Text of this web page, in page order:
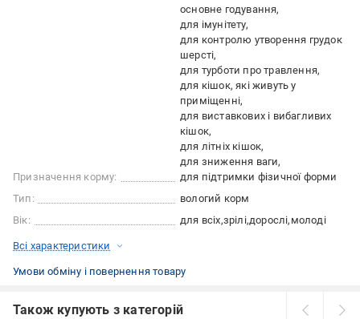
Призначення корму:
основне годування
для імунітету
для контролю утворення грудок
шерсті
для турботи про травлення
для кішок, які живуть у
приміщенні
для виставкових і вибагливих
кішок
для літніх кішок
для зниження ваги
для підтримки фізичної форми
Тип:
вологий корм
Вік:
для всіх зрілі дорослі молоді
Всі характеристики
Умови обміну і повернення товару
Також купують з категорій